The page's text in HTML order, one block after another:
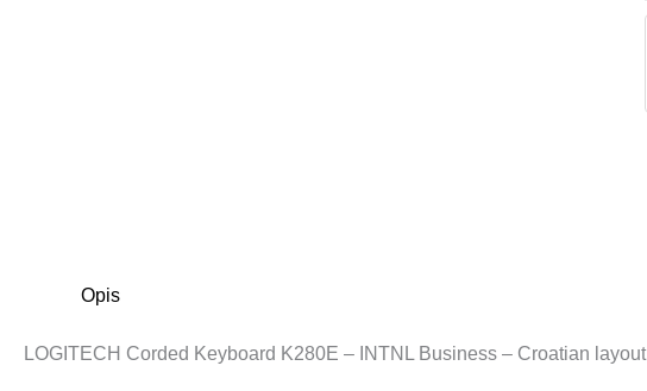
Opis
LOGITECH Corded Keyboard K280E – INTNL Business – Croatian layout